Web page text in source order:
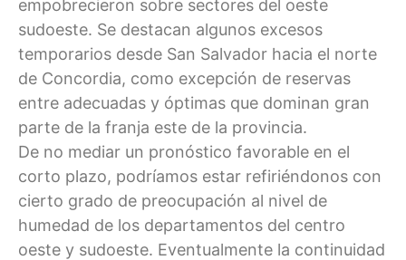
empobrecieron sobre sectores del oeste
sudoeste. Se destacan algunos excesos
temporarios desde San Salvador hacia el norte
de Concordia, como excepción de reservas
entre adecuadas y óptimas que dominan gran
parte de la franja este de la provincia.
De no mediar un pronóstico favorable en el
corto plazo, podríamos estar refiriéndonos con
cierto grado de preocupación al nivel de
humedad de los departamentos del centro
oeste y sudoeste. Eventualmente la continuidad